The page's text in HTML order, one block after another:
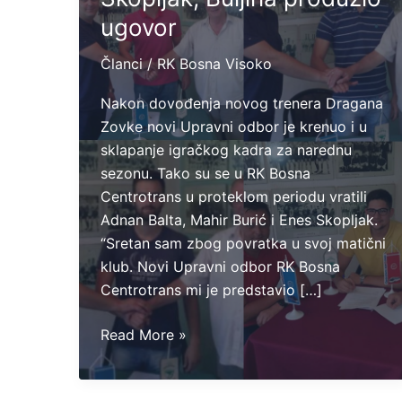
ugovor
Članci/ RK Bosna Visoko
Nakon dovođenja novog trenera Dragana
Zovke novi Upravni odbor je krenuo i u
sklapanje igračkog kadra za narednu
sezonu. Tako su se u RK Bosna
Centrotrans u proteklom periodu vratili
Adnan Balta, Mahir Burić i Enes Skopljak.
“Sretan sam zbog povratka u svoj matični
klub. Novi Upravni odbor RK Bosna
Centrotrans mi je predstavio […]
Vratili
se
Burić,
Read More »